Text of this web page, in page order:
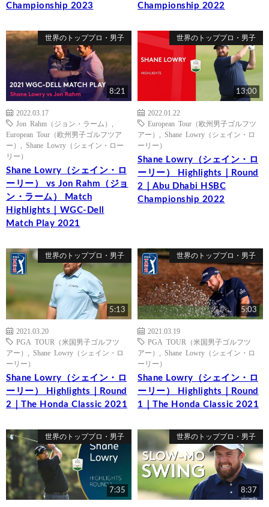
Championship 2023
Championship 2022
世界のトッププロ・男子
8:21
2022.03.17
Jon Rahm（ジョン・ラーム）
European Tour（欧州男子ゴルフツア
ー）
Shane Lowry（シェイン・ロー
リー）
Shane Lowry（シェイン・ロ
ーリー） vs Jon Rahm（ジョ
ン・ラーム） Match
Highlights｜WGC-Dell
Match Play 2021
世界のトッププロ・男子
13:00
2022.01.22
European Tour（欧州男子ゴルフツ
アー）
Shane Lowry（シェイン・ロ
ーリー）
Shane Lowry（シェイン・ロ
ーリー） Highlights｜Round
2｜Abu Dhabi HSBC
Championship 2022
世界のトッププロ・男子
5:13
2021.03.20
PGA TOUR（米国男子ゴルフツ
アー）
Shane Lowry（シェイン・ロ
ーリー）
Shane Lowry（シェイン・ロ
ーリー） Highlights｜Round
2｜The Honda Classic 2021
世界のトッププロ・男子
5:03
2021.03.19
PGA TOUR（米国男子ゴルフツ
アー）
Shane Lowry（シェイン・ロ
ーリー）
Shane Lowry（シェイン・ロ
ーリー） Highlights｜Round
1｜The Honda Classic 2021
世界のトッププロ・男子
7:35
世界のトッププロ・男子
8:37